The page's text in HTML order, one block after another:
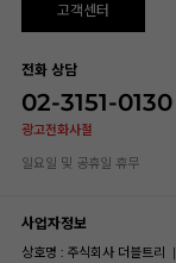
고객센터
전화 상담
02-3151-0130
광고전화사절
일요일 및 공휴일 휴무
사업자정보
상호명 : 주식회사 더블트리 |